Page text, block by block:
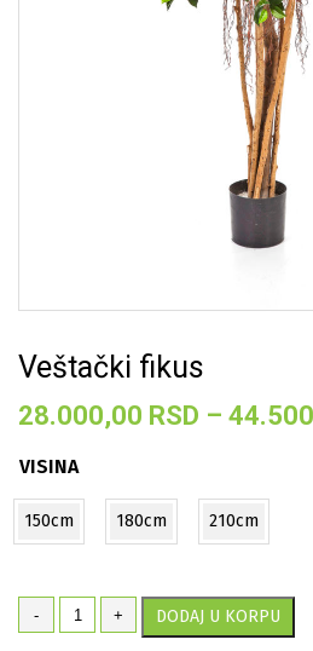
Veštački fikus
28.000,00 RSD –
VISINA
150cm 180cm 210cm
-
Veštački
fikus
+ DODAJ U KORPU